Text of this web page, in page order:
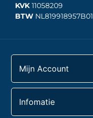
KVK11058209
BTW NL819918957B01
Mijn Account
Infomatie